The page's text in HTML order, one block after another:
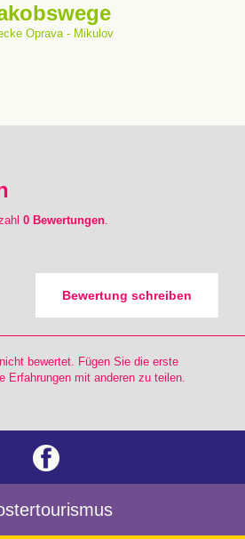
Oprava - Mikulov
0 Bewertungen.
Bewertung schreiben
bewertet. Fügen Sie die erste
Erfahrungen mit anderen zu teilen.